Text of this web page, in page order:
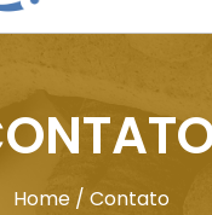
Home/ Contato